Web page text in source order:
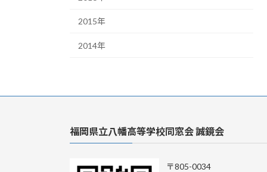
2015年
2014年
福岡県立八幡高等学校同窓会 誠鏡会
〒805-0034